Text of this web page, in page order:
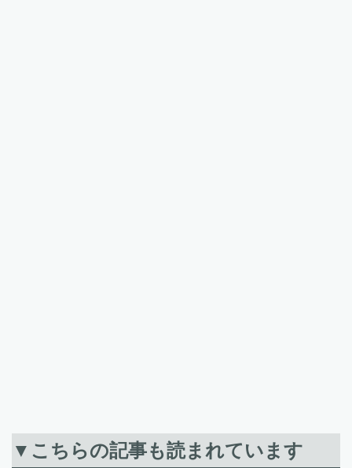
▼こちらの記事も読まれています